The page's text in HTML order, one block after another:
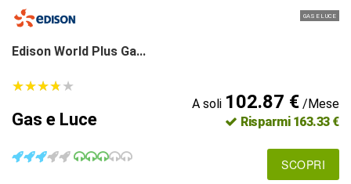
GAS E LUCE
Edison World Plus Ga...
★★★★★
★★★★★
Gas e Luce
A soli 102.87 €/Mese
Risparmi 163.33 €
SCOPRI